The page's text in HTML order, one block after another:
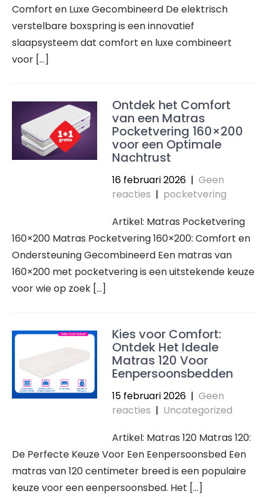
Comfort en Luxe Gecombineerd De elektrisch
verstelbare boxspring is een innovatief
slaapsysteem dat comfort en luxe combineert
voor […]
Ontdek het Comfort
van een Matras
Pocketvering 160×200
voor een Optimale
Nachtrust
16 februari 2026 | Geen
reacties | pocketvering
Artikel: Matras Pocketvering
160×200 Matras Pocketvering 160×200: Comfort en
Ondersteuning Gecombineerd Een matras van
160×200 met pocketvering is een uitstekende keuze
voor wie op zoek […]
Kies voor Comfort:
Ontdek Het Ideale
Matras 120 Voor
Eenpersoonsbedden
15 februari 2026 | Geen
reacties | Uncategorized
Artikel: Matras 120 Matras 120:
De Perfecte Keuze Voor Een Eenpersoonsbed Een
matras van 120 centimeter breed is een populaire
keuze voor een eenpersoonsbed. Het […]